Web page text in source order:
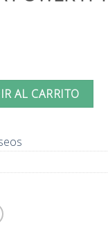
POWER
AL CARRITO